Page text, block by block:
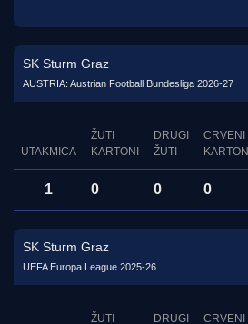
SK Sturm Graz
AUSTRIA: Austrian Football Bundesliga 2026-27
UTAKMICA
ŽUTI
KARTONI
DRUGI
ŽUTI
CRVENI
KARTON
1 0 0 0
SK Sturm Graz
UEFA Europa League 2025-26
ŽUTI
DRUGI
CRVENI